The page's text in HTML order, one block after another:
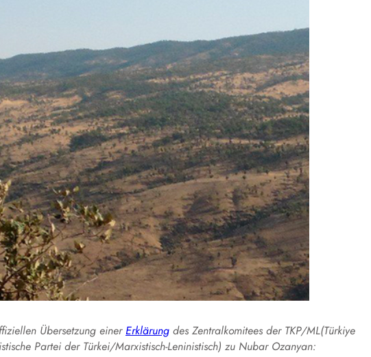
Übersetzung einerErklärung des Zentralkomitees der TKP/ML(Türkiye
Partei der Türkei/Marxistisch-Leninistisch) zu Nubar Ozanyan: